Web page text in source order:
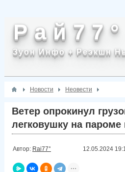
Р а й 7 7 °
Зуон Инфо + Реэкшн
Новости Неовести
Ветер опрокинул
легковушку на пароме
Автор: Rai77° 12.05.2024